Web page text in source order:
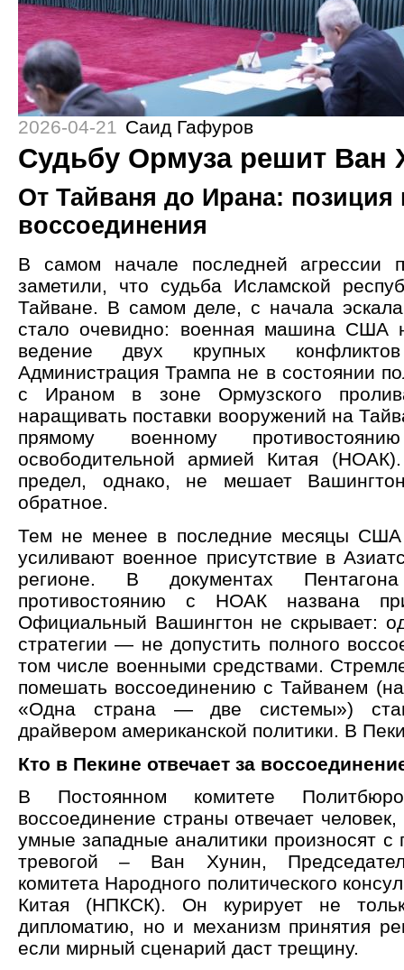
2026-04-21 Саид Гафуров
Судьбу Ормуза решит Ван
От Тайваня до Ирана: позиция
воссоединения
В самом начале последней агрессии
заметили, что судьба Исламской
Тайване. В самом деле, с начала
стало очевидно: военная машина США
ведение двух крупных
Администрация Трампа не в состоянии
с Ираном в зоне Ормузского
наращивать поставки вооружений на
прямому военному
освободительной армией Китая
предел, однако, не мешает
обратное.
Тем не менее в последние месяцы США
усиливают военное присутствие в
регионе. В документах
противостоянию с НОАК названа
Официальный Вашингтон не скрывает:
стратегии — не допустить полного
том числе военными средствами.
помешать воссоединению с Тайванем
«Одна страна — две системы»)
драйвером американской политики. В
Кто в Пекине отвечает за
В Постоянном комитете
воссоединение страны отвечает
умные западные аналитики произносят с
тревогой – Ван Хунин,
комитета Народного политического
Китая (НПКСК). Он курирует не
дипломатию, но и механизм принятия
если мирный сценарий даст трещину.